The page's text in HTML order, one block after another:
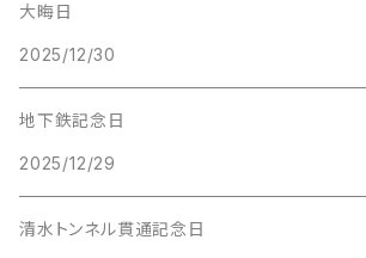
大晦日
2025/12/30
地下鉄記念日
2025/12/29
清水トンネル貫通記念日